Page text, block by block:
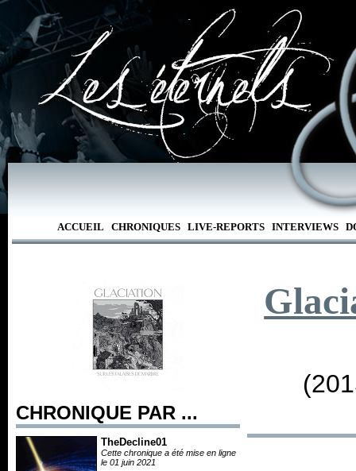
ACCUEIL CHRONIQUES LIVE-REPORTS INTERVIEWS
CHRONIQUE PAR ...
TheDecline01
Cette chronique a été mise en ligne
le 01 juin 2021